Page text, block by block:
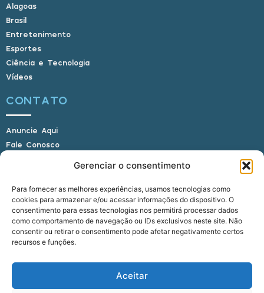
Gerenciar o consentimento
Para fornecer as melhores experiências, usamos tecnologias como
cookies para armazenar e/ou acessar informações do dispositivo. O
consentimento para essas tecnologias nos permitirá processar dados
como comportamento de navegação ou IDs exclusivos neste site. Não
consentir ou retirar o consentimento pode afetar negativamente certos
recursos e funções.
Aceitar
Alagoas
Brasil
Entretenimento
Esportes
Ciência e Tecnologia
Vídeos
CONTATO
Anuncie Aqui
Fale Conosco
E-mail: alagoasbrasilnoticias@gmail.com
Telefone: (82) 9 9691-0391 (Whatsapp)
Responsável Técnico: Crysthyan Carlos
Rua do Sau - Centro - Anadia - AL - CEP: